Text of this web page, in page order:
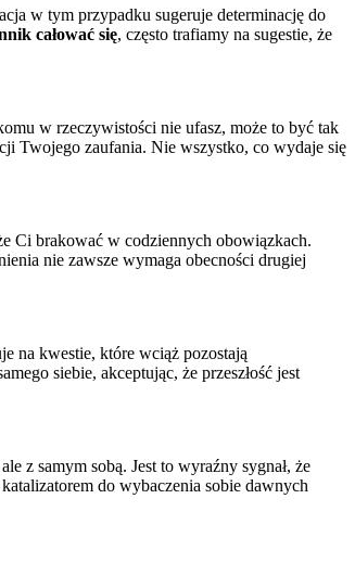
w tym przypadku sugeruje determinację do
całować się, często trafiamy na sugestie, że
w rzeczywistości nie ufasz, może to być tak
Twojego zaufania. Nie wszystko, co wydaje się
Ci brakować w codziennych obowiązkach.
nie zawsze wymaga obecności drugiej
na kwestie, które wciąż pozostają
siebie, akceptując, że przeszłość jest
z samym sobą. Jest to wyraźny sygnał, że
do wybaczenia sobie dawnych